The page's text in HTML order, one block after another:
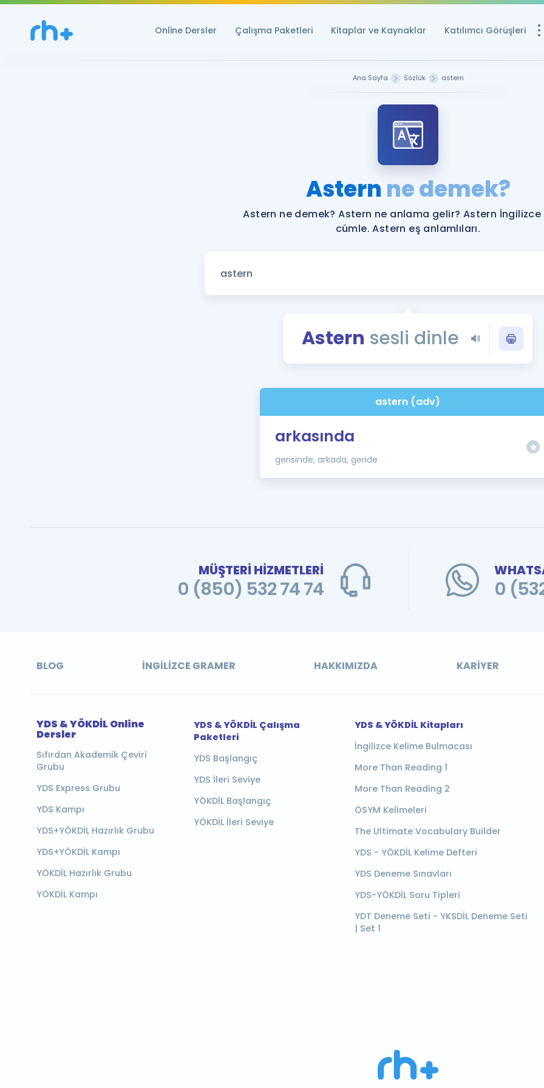
Online Dersler Çalışma Paketleri Kitaplar ve Kaynaklar Katılımcı Görüşleri
YDS ve YÖKDİL
Rehberlik Aracı
YDS ve YÖKDİL'e
Tüm ÖSYM
YDS - YÖKDİL
İngilizce Gramer
Ana Sayfa Sözlük astern
Astern ne demek?
Astern ne demek? Astern ne anlama gelir? Astern İngilizce
cümle. Astern eş anlamlıları.
Astern sesli dinle
astern (adv)
arkasında
gerisinde, arkada, geride
MÜŞTERİ HİZMETLERİ
0 (850) 532 74 74 0
BLOG İNGILIZCE GRAMER HAKKIMIZDA KARIYER
YDS & YÖKDİL Online
Dersler
Sıfırdan Akademik Çeviri
Grubu
YDS Express Grubu
YDS Kampı
YDS+YÖKDİL Hazırlık Grubu
YDS+YÖKDİL Kampı
YÖKDİL Hazırlık Grubu
YÖKDİL Kampı
YDS & YÖKDİL Çalışma
Paketleri
YDS Başlangıç
YDS İleri Seviye
YÖKDİL Başlangıç
YÖKDİL İleri Seviye
YDS & YÖKDİL Kitapları
İngilizce Kelime Bulmacası
More Than Reading 1
More Than Reading 2
ÖSYM Kelimeleri
The Ultimate Vocabulary Builder
YDS - YÖKDİL Kelime Defteri
YDS Deneme Sınavları
YDS-YÖKDİL Soru Tipleri
YDT Deneme Seti - YKSDİL Deneme Seti
| Set 1